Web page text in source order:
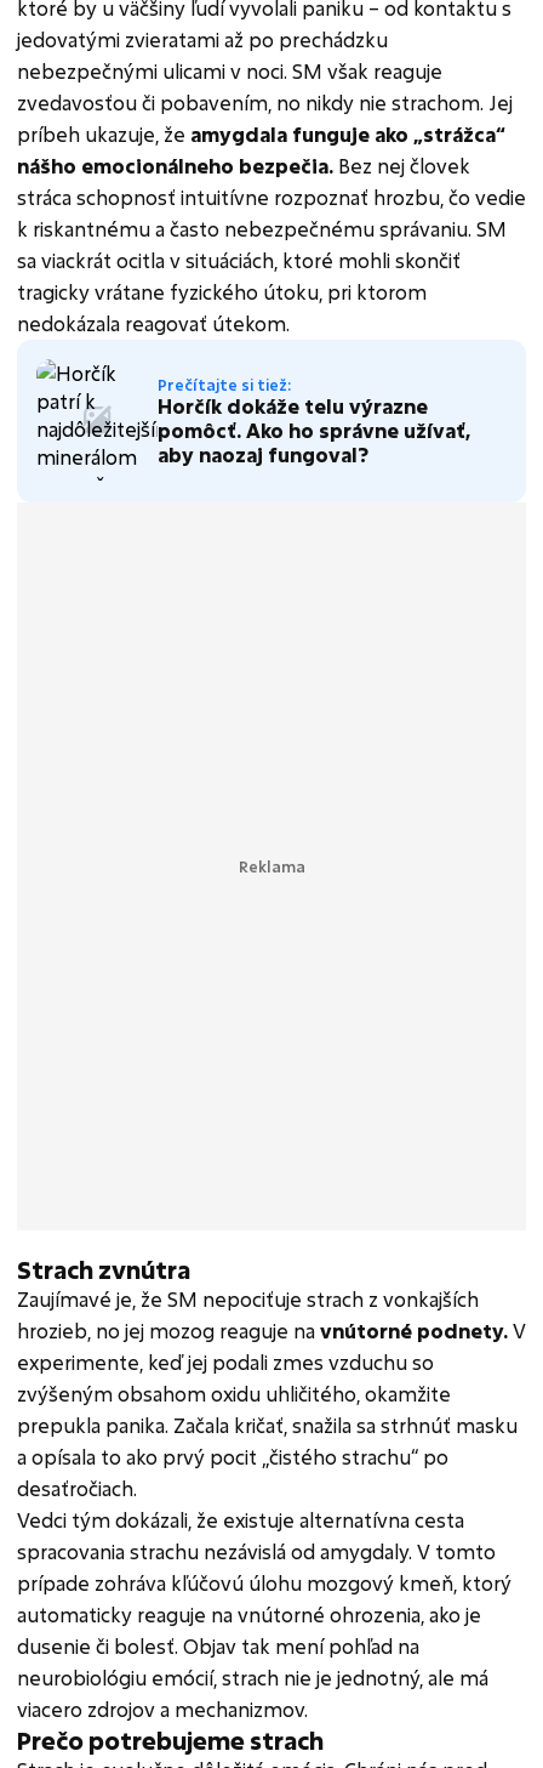
ktoré by u väčšiny ľudí vyvolali paniku – od kontaktu s
jedovatými zvieratami až po prechádzku
nebezpečnými ulicami v noci. SM však reaguje
zvedavosťou či pobavením, no nikdy nie strachom. Jej
príbeh ukazuje, že amygdala funguje ako „strážca“
nášho emocionálneho bezpečia. Bez nej človek
stráca schopnosť intuitívne rozpoznať hrozbu, čo vedie
k riskantnému a často nebezpečnému správaniu. SM
sa viackrát ocitla v situáciách, ktoré mohli skončiť
tragicky vrátane fyzického útoku, pri ktorom
nedokázala reagovať útekom.
Prečítajte si tiež:
Horčík dokáže telu výrazne
pomôcť. Ako ho správne užívať,
aby naozaj fungoval?
Strach zvnútra
Zaujímavé je, že SM nepociťuje strach z vonkajších
hrozieb, no jej mozog reaguje navnútorné podnety.V
experimente, keď jej podali zmes vzduchu so
zvýšeným obsahom oxidu uhličitého, okamžite
prepukla panika. Začala kričať, snažila sa strhnúť masku
a opísala to ako prvý pocit „čistého strachu“ po
desaťročiach.
Vedci tým dokázali, že existuje alternatívna cesta
spracovania strachu nezávislá od amygdaly. V tomto
prípade zohráva kľúčovú úlohu mozgový kmeň, ktorý
automaticky reaguje na vnútorné ohrozenia, ako je
dusenie či bolesť. Objav tak mení pohľad na
neurobiológiu emócií, strach nie je jednotný, ale má
viacero zdrojov a mechanizmov.
Prečo potrebujeme strach